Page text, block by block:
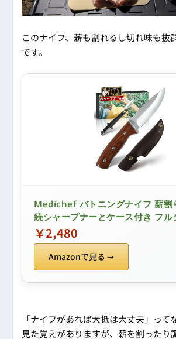
このナイフ、薪も割れるし切れ味も抜
です。
Medichef バトニングナイフ 薪割
続シャープナーとケース付き フル
スナイフ キャンプ用品 アウトドア
両刃
￥2,480
Amazonで見る
「ナイフがあれば大抵は大丈夫」って
見た覚えがありますが、薪を割ったり